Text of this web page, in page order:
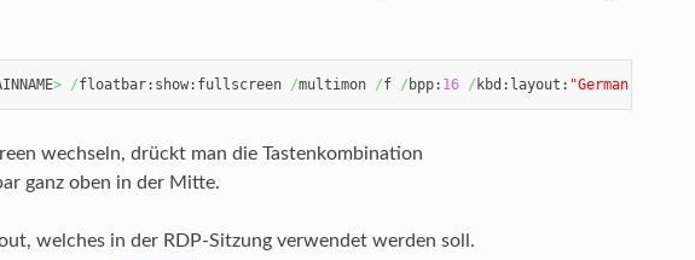
> /floatbar:show:fullscreen /multimon /f / bpp: 16 / kbd:layout: "German"
wechseln, drückt man die Tastenkombination
ganz oben in der Mitte.
welches in der RDP-Sitzung verwendet werden soll.